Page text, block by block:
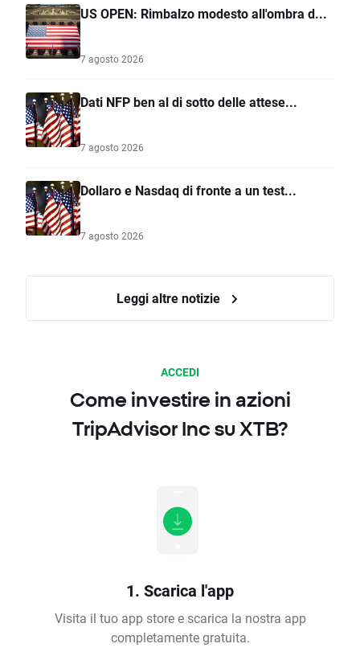
US OPEN: Rimbalzo modesto all'ombra d...
7 agosto 2026
Dati NFP ben al di sotto delle attese...
7 agosto 2026
Dollaro e Nasdaq di fronte a un test...
7 agosto 2026
Leggi altre notizie
ACCEDI
Come investire in azioni
TripAdvisor Inc su XTB?
1. Scarica l'app
Visita il tuo app store e scarica la nostra app
completamente gratuita.